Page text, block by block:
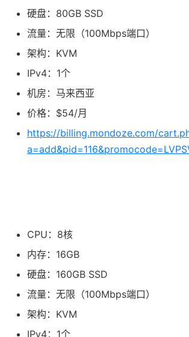
硬盘：80GB SSD
流量：无限（100Mbps端口）
架构：KVM
IPv4：1个
机房：马来西亚
价格：$54/月
https://billing.mondoze.com/
CPU：8核
内存：16GB
硬盘：160GB SSD
流量：无限（100Mbps端口）
架构：KVM
IPv4：1个